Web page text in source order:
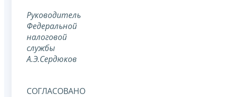
Руководитель
Федеральной
налоговой
службы
А.Э.Сердюков
СОГЛАСОВАНО